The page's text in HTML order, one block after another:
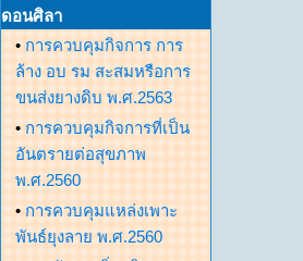
ดอนศิลา
• การควบคุมกิจการ การ
ล้าง อบ รม สะสมหรือการ
ขนส่งยางดิบ พ.ศ.2563
• การควบคุมกิจการที่เป็น
อันตรายต่อสุขภาพ
พ.ศ.2560
• การควบคุมแหล่งเพาะ
พันธ์ยุงลาย พ.ศ.2560